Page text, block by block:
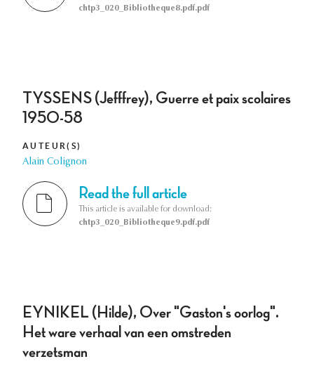
chtp3_020_Bibliotheque8.pdf.pdf
TYSSENS (Jefffrey), Guerre et paix scolaires
1950-58
AUTEUR(S)
Alain Colignon
Read the full article
This article is available for download:
chtp3_020_Bibliotheque9.pdf.pdf
EYNIKEL (Hilde), Over "Gaston's oorlog".
Het ware verhaal van een omstreden
verzetsman